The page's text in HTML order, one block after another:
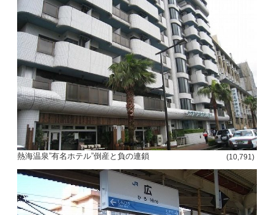
熱海温泉”有名ホテル”倒産と負の連鎖 (10,791)